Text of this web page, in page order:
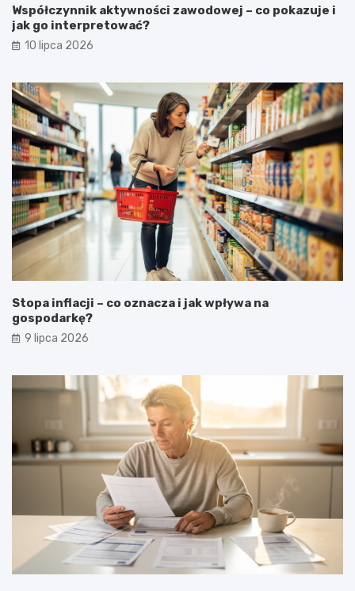
Współczynnik aktywności zawodowej – co pokazuje i
jak go interpretować?
10 lipca 2026
Stopa inflacji – co oznacza i jak wpływa na
gospodarkę?
9 lipca 2026